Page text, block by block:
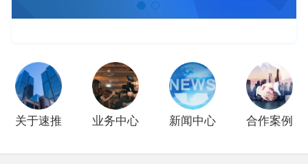
关于速推 业务中心 新闻中心 合作案例